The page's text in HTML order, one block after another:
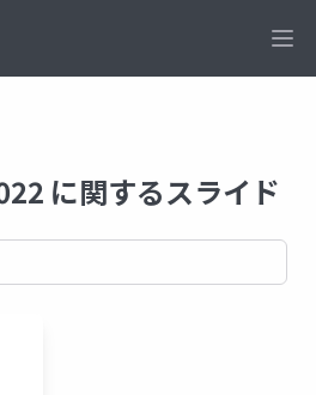
に関するスライド